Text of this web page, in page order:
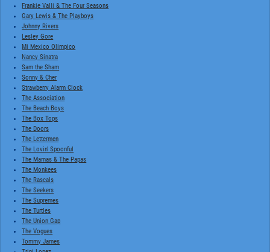
Frankie Valli & The Four Seasons
Gary Lewis & The Playboys
Johnny Rivers
Lesley Gore
Mi Mexico Olimpico
Nancy Sinatra
Sam the Sham
Sonny & Cher
Strawberry Alarm Clock
The Association
The Beach Boys
The Box Tops
The Doors
The Lettermen
The Lovin' Spoonful
The Mamas & The Papas
The Monkees
The Rascals
The Seekers
The Supremes
The Turtles
The Union Gap
The Vogues
Tommy James